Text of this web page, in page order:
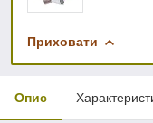
Приховати
Опис